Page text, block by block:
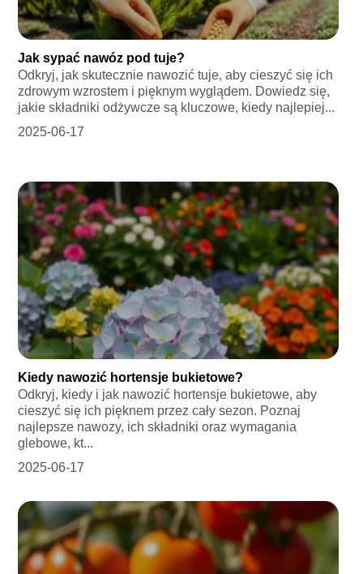
Jak sypać nawóz pod tuje?
Odkryj, jak skutecznie nawozić tuje, aby cieszyć się ich
zdrowym wzrostem i pięknym wyglądem. Dowiedz się,
jakie składniki odżywcze są kluczowe, kiedy najlepiej...
2025-06-17
Kiedy nawozić hortensje bukietowe?
Odkryj, kiedy i jak nawozić hortensje bukietowe, aby
cieszyć się ich pięknem przez cały sezon. Poznaj
najlepsze nawozy, ich składniki oraz wymagania
glebowe, kt...
2025-06-17